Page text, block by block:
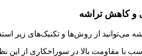
و کاهش تراشه
از روش‌ها و تکنیک‌های زیر
با مقاومت بالا در سوراخکاری از